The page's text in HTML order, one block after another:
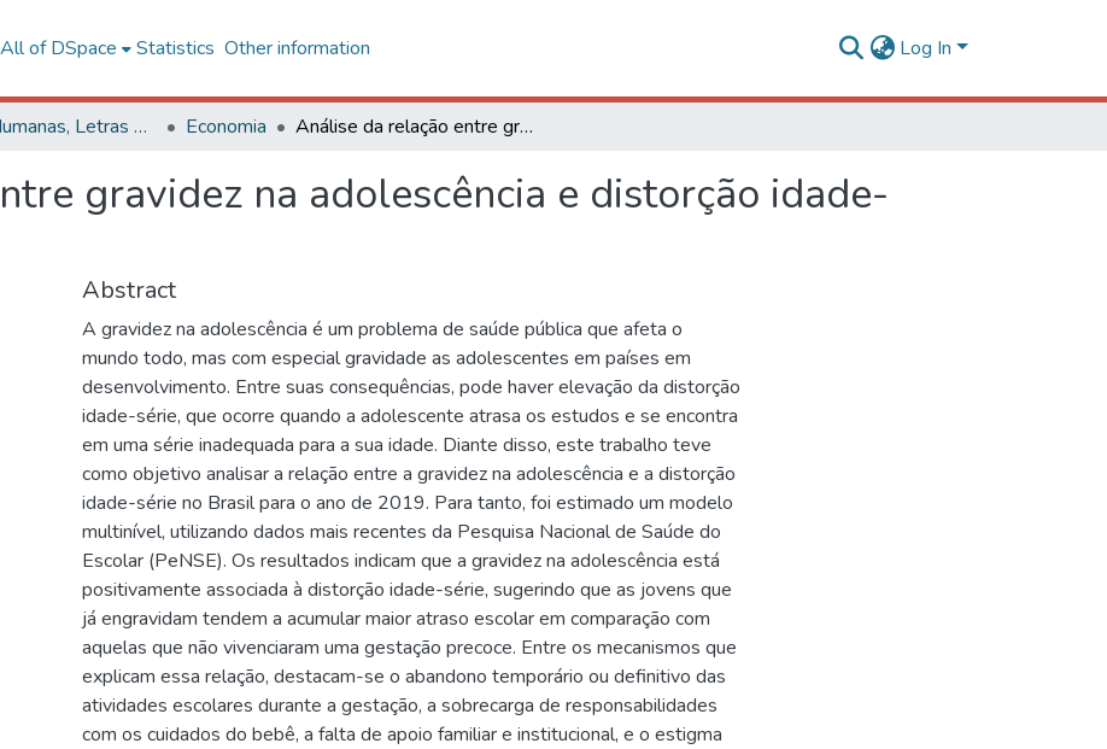
All of DSpace Statistics Other information Log In
Ciências Humanas, Letras e Artes Economia Análise da relação entre gravidez na adolescência e distorção idade-série no Brasil
gravidez na adolescência e distorção idade-
Abstract
A gravidez na adolescência é um problema de saúde pública que afeta o
mundo todo, mas com especial gravidade as adolescentes em países em
desenvolvimento. Entre suas consequências, pode haver elevação da distorção
idade-série, que ocorre quando a adolescente atrasa os estudos e se encontra
em uma série inadequada para a sua idade. Diante disso, este trabalho teve
como objetivo analisar a relação entre a gravidez na adolescência e a distorção
idade-série no Brasil para o ano de 2019. Para tanto, foi estimado um modelo
multinível, utilizando dados mais recentes da Pesquisa Nacional de Saúde do
Escolar (PeNSE). Os resultados indicam que a gravidez na adolescência está
positivamente associada à distorção idade-série, sugerindo que as jovens que
já engravidam tendem a acumular maior atraso escolar em comparação com
aquelas que não vivenciaram uma gestação precoce. Entre os mecanismos que
explicam essa relação, destacam-se o abandono temporário ou definitivo das
atividades escolares durante a gestação, a sobrecarga de responsabilidades
com os cuidados do bebê, a falta de apoio familiar e institucional, e o estigma